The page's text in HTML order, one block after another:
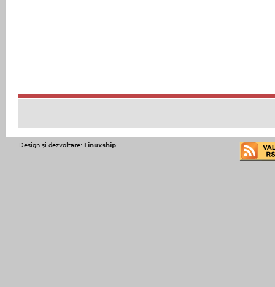
Design şi dezvoltare: Linuxship